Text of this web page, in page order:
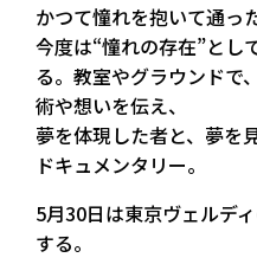
かつて憧れを抱いて通っ
今度は“憧れの存在”とし
る。教室やグラウンドで
術や想いを伝え、
夢を体現した者と、夢を
ドキュメンタリー。
5月30日は東京ヴェルデ
する。